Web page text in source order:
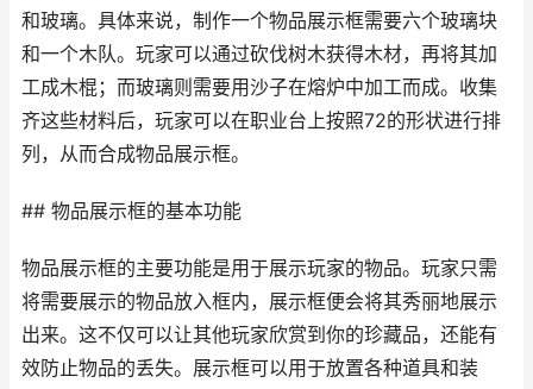
和玻璃。具体来说，制作一个物品展示框需要六个玻璃块
和一个木队。玩家可以通过砍伐树木获得木材，再将其加
工成木棍；而玻璃则需要用沙子在熔炉中加工而成。收集
齐这些材料后，玩家可以在职业台上按照72的形状进行排
列，从而合成物品展示框。
## 物品展示框的基本功能
物品展示框的主要功能是用于展示玩家的物品。玩家只需
将需要展示的物品放入框内，展示框便会将其秀丽地展示
出来。这不仅可以让其他玩家欣赏到你的珍藏品，还能有
效防止物品的丢失。展示框可以用于放置各种道具和装